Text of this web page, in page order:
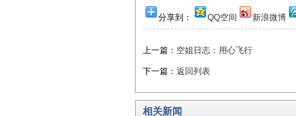
分享到： QQ空间 新浪微博
上一篇： 空姐日志：用心飞行
下一篇： 返回列表
相关新闻